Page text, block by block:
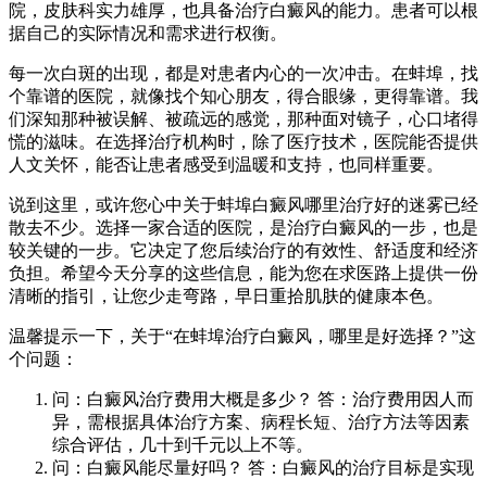
院，皮肤科实力雄厚，也具备治疗白癜风的能力。患者可以根
据自己的实际情况和需求进行权衡。
每一次白斑的出现，都是对患者内心的一次冲击。在蚌埠，找
个靠谱的医院，就像找个知心朋友，得合眼缘，更得靠谱。我
们深知那种被误解、被疏远的感觉，那种面对镜子，心口堵得
慌的滋味。在选择治疗机构时，除了医疗技术，医院能否提供
人文关怀，能否让患者感受到温暖和支持，也同样重要。
说到这里，或许您心中关于蚌埠白癜风哪里治疗好的迷雾已经
散去不少。选择一家合适的医院，是治疗白癜风的一步，也是
较关键的一步。它决定了您后续治疗的有效性、舒适度和经济
负担。希望今天分享的这些信息，能为您在求医路上提供一份
清晰的指引，让您少走弯路，早日重拾肌肤的健康本色。
温馨提示一下，关于“在蚌埠治疗白癜风，哪里是好选择？”这
个问题：
问：白癜风治疗费用大概是多少？ 答：治疗费用因人而
异，需根据具体治疗方案、病程长短、治疗方法等因素
综合评估，几十到千元以上不等。
问：白癜风能尽量好吗？ 答：白癜风的治疗目标是实现